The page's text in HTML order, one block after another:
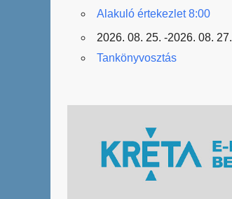
Alakuló értekezlet 8:00
2026. 08. 25. -2026. 08. 27.
Tankönyvosztás